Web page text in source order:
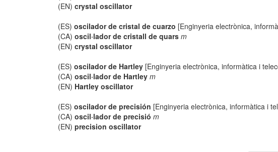
(EN)crystal oscillator
(ES)oscilador de cristal de cuarzo [Enginyeria electrònica,
(CA)oscil·lador de cristall de quars m
(EN)crystal oscillator
(ES)oscilador de Hartley [Enginyeria electrònica, informàtica i
(CA)oscil·lador de Hartley m
(EN) Hartley oscillator
(ES)oscilador de precisión [Enginyeria electrònica, informàtica i
(CA)oscil·lador de precisió m
(EN)precision oscillator